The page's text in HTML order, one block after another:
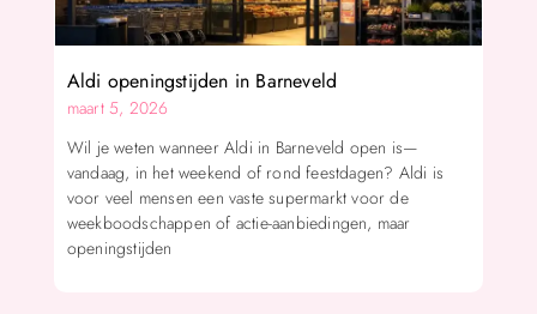
Aldi openingstijden in Barneveld
maart 5, 2026
Wil je weten wanneer Aldi in Barneveld open is—
vandaag, in het weekend of rond feestdagen? Aldi is
voor veel mensen een vaste supermarkt voor de
weekboodschappen of actie-aanbiedingen, maar
openingstijden